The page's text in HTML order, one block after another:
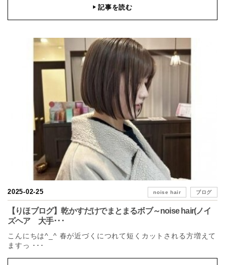
▶記事を読む
2025-02-25 noise hair ブログ
【りほブログ】乾かすだけでまとまるボブ～noise hair(ノイ
ズヘア 大手･･･
こんにちは^_^ 春が近づくにつれて短くカットされる方増えて
ますっ ･･･